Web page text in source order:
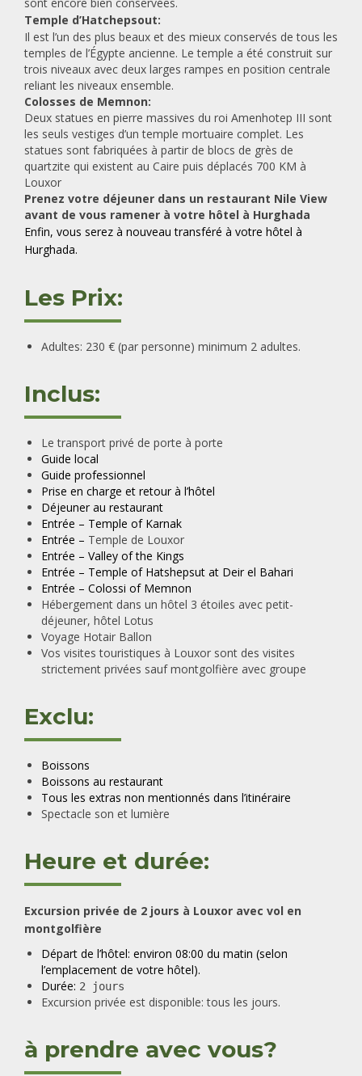
Temple d’Hatchepsout:
Il est l’un des plus beaux et des mieux conservés de tous les
temples de l’Égypte ancienne. Le temple a été construit sur
trois niveaux avec deux larges rampes en position centrale
reliant les niveaux ensemble.
Colosses de Memnon:
Deux statues en pierre massives du roi Amenhotep III sont
les seuls vestiges d’un temple mortuaire complet. Les
statues sont fabriquées à partir de blocs de grès de
quartzite qui existent au Caire puis déplacés 700 KM à
Louxor
Prenez votre déjeuner dans un restaurant Nile View
avant de vous ramener à votre hôtel à Hurghada
Enfin, vous serez à nouveau transféré à votre hôtel à
Hurghada.
Les Prix:
Adultes: 230 € (par personne) minimum 2 adultes.
Inclus:
Le transport privé de porte à porte
Guide local
Guide professionnel
Prise en charge et retour à l’hôtel
Déjeuner au restaurant
Entrée – Temple of Karnak
Entrée – Temple de Louxor
Entrée – Valley of the Kings
Entrée – Temple of Hatshepsut at Deir el Bahari
Entrée – Colossi of Memnon
Hébergement dans un hôtel 3 étoiles avec petit-
déjeuner, hôtel Lotus
Voyage Hotair Ballon
Vos visites touristiques à Louxor sont des visites
strictement privées sauf montgolfière avec groupe
Exclu:
Boissons
Boissons au restaurant
Tous les extras non mentionnés dans l’itinéraire
Spectacle son et lumière
Heure et durée:
Excursion privée de 2 jours à Louxor avec vol en
montgolfière
Départ de l’hôtel: environ 08:00 du matin (selon
l’emplacement de votre hôtel).
Durée: 2 jours
Excursion privée est disponible: tous les jours.
à prendre avec vous?